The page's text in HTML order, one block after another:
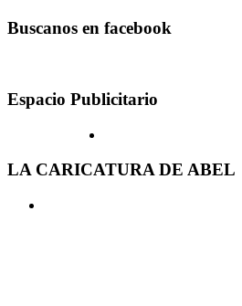
Buscanos en facebook
Espacio Publicitario
LA CARICATURA DE ABEL